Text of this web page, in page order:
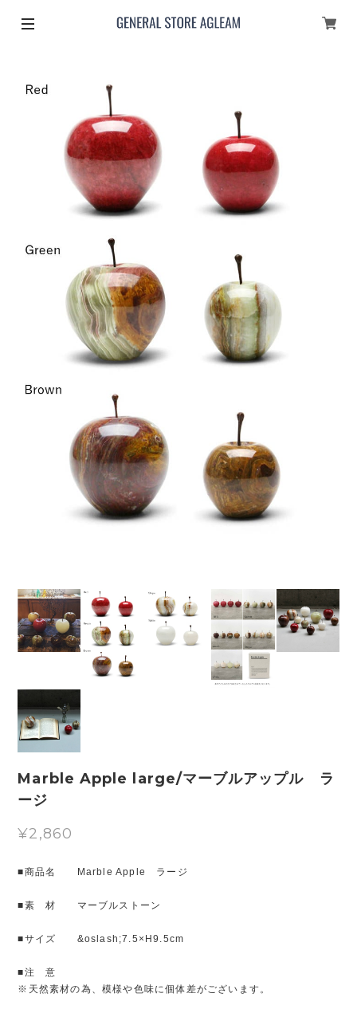
Marble Apple large/マーブルアップル ラ
ージ
¥2,860
■商品名 Marble Apple ラージ
■素 材 マーブルストーン
■サイズ &oslash;7.5×H9.5cm
■注 意
※天然素材の為、模様や色味に個体差がございます。